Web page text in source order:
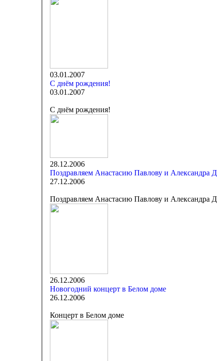
03.01.2007
С днём рождения!
03.01.2007
С днём рождения!
28.12.2006
Поздравляем Анастасию Павлову и Александра
27.12.2006
Поздравляем Анастасию Павлову и Александра
26.12.2006
Новогодний концерт в Белом доме
26.12.2006
Концерт в Белом доме